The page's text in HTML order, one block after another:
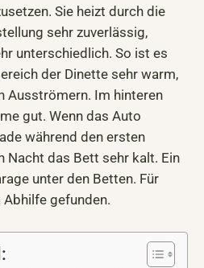
Sie heizt durch die
sehr zuverlässig,
unterschiedlich. So ist es
der Dinette sehr warm,
Ausströmern. Im hinteren
gut. Wenn das Auto
während den ersten
Nacht das Bett sehr kalt. Ein
unter den Betten. Für
gefunden.